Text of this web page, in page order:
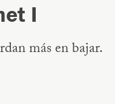
I
más en bajar.